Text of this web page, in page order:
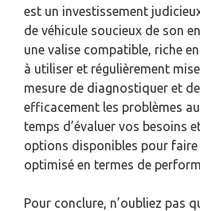
est un investissement
de véhicule soucieux de son
une valise compatible, riche
à utiliser et régulièrement
mesure de diagnostiquer et
efficacement les problèmes
temps d’évaluer vos besoins
options disponibles pour faire
optimisé en termes de
Pour conclure, n’oubliez pas